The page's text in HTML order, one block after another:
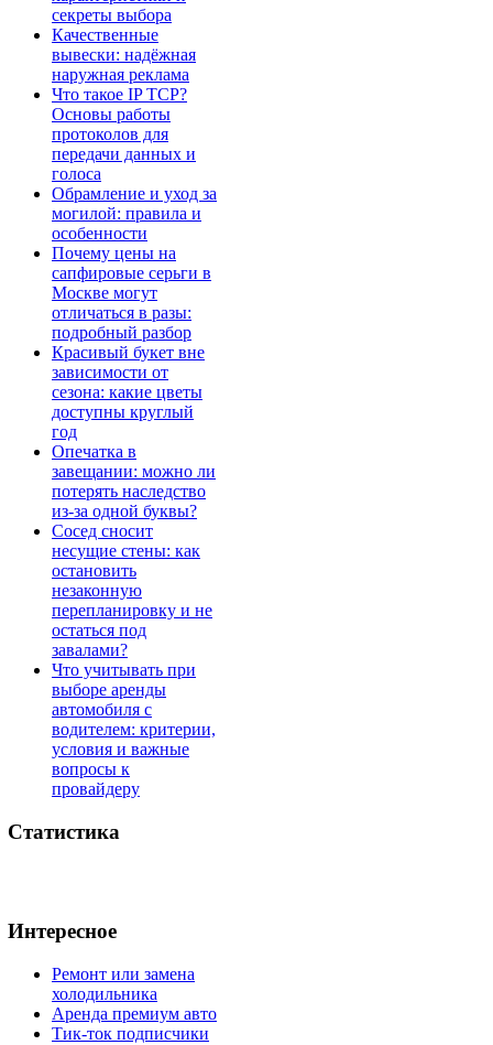
секреты выбора
Качественные
вывески: надёжная
наружная реклама
Что такое IP TCP?
Основы работы
протоколов для
передачи данных и
голоса
Обрамление и уход за
могилой: правила и
особенности
Почему цены на
сапфировые серьги в
Москве могут
отличаться в разы:
подробный разбор
Красивый букет вне
зависимости от
сезона: какие цветы
доступны круглый
год
Опечатка в
завещании: можно ли
потерять наследство
из-за одной буквы?
Сосед сносит
несущие стены: как
остановить
незаконную
перепланировку и не
остаться под
завалами?
Что учитывать при
выборе аренды
автомобиля с
водителем: критерии,
условия и важные
вопросы к
провайдеру
Статистика
Интересное
Ремонт или замена
холодильника
Аренда премиум авто
Тик-ток подписчики